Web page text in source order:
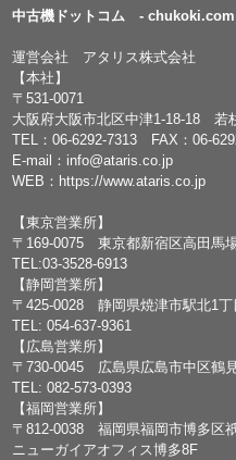
中古機ドットコム -
運営会社 アタリス株式会社
【本社】
〒531-0071
大阪府大阪市北区中津1-18-18 若
TEL：06-6292-7313 FAX：06-
E-mail： info@ataris.co.jp
WEB： https://www.ataris.co.jp
【東京営業所】
〒169-0075 東京都新宿区高田馬
TEL:03-3528-6913
【静岡営業所】
〒425-0028 静岡県焼津市駅北1丁
TEL: 054-637-9361
【広島営業所】
〒730-0045 広島県広島市中区鶴
TEL: 082-573-0393
【福岡営業所】
〒812-0038 福岡県福岡市博多区
ニューガイアオフィス博多8F